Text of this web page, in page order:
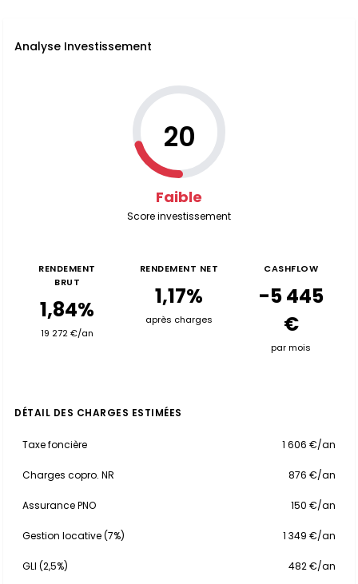
Analyse Investissement
20
Faible
Score investissement
RENDEMENT
BRUT
1,84%
19 272 €/an
RENDEMENT NET
1,17%
après charges
CASHFLOW
-5 445
€
par mois
DÉTAIL DES CHARGES ESTIMÉES
Taxe foncière 1 606 €/an
Charges copro. NR 876 €/an
Assurance PNO 150 €/an
Gestion locative (7%) 1 349 €/an
GLI (2,5%) 482 €/an